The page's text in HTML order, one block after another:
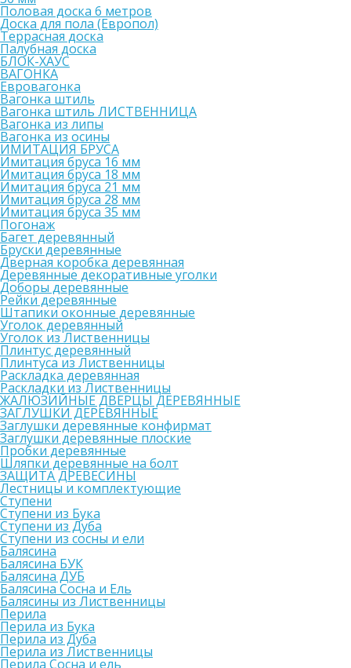
Половая доска 6 метров
Доска для пола (Европол)
Террасная доска
Палубная доска
БЛОК-ХАУС
ВАГОНКА
Евровагонка
Вагонка штиль
Вагонка штиль ЛИСТВЕННИЦА
Вагонка из липы
Вагонка из осины
ИМИТАЦИЯ БРУСА
Имитация бруса 16 мм
Имитация бруса 18 мм
Имитация бруса 21 мм
Имитация бруса 28 мм
Имитация бруса 35 мм
Погонаж
Багет деревянный
Бруски деревянные
Дверная коробка деревянная
Деревянные декоративные уголки
Доборы деревянные
Рейки деревянные
Штапики оконные деревянные
Уголок деревянный
Уголок из Лиственницы
Плинтус деревянный
Плинтуса из Лиственницы
Раскладка деревянная
Раскладки из Лиственницы
ЖАЛЮЗИЙНЫЕ ДВЕРЦЫ ДЕРЕВЯННЫЕ
ЗАГЛУШКИ ДЕРЕВЯННЫЕ
Заглушки деревянные конфирмат
Заглушки деревянные плоские
Пробки деревянные
Шляпки деревянные на болт
ЗАЩИТА ДРЕВЕСИНЫ
Лестницы и комплектующие
Ступени
Ступени из Бука
Ступени из Дуба
Ступени из сосны и ели
Балясина
Балясина БУК
Балясина ДУБ
Балясина Сосна и Ель
Балясины из Лиственницы
Перила
Перила из Бука
Перила из Дуба
Перила из Лиственницы
Перила Сосна и ель